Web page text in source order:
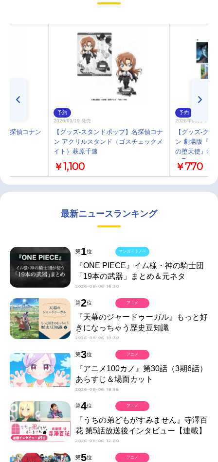
名探偵コナン
予約
2026/09/19 発売
【グッズ-スタンドポップ】名探偵コナ
ン アクリルスタンド（ゴスチェックメ
イト）萩原千速
￥1,100
予約
2026年09月 中旬
【グッズ-ク
ン 劇場版『名
の堕天使』場
トE
￥770
最新ニュースランキング
第1位
『ONE PIECE』イム様・神の騎士団
「19本の武器」まとめ＆元ネタ
2026-08-06 16:30
マンガ・ラノベ
第2位
『天幕のジャードゥーガル』もっと好
きになっちゃう歴史豆知識
2026-08-06 18:30
アニメ
第3位
『アニメ100カノ』第30話（3期6話）
あらすじ＆場面カット
2026-08-06 18:55
アニメ
第4位
『うちの弟どもがすみません』寺澤百
花 第5話放送後インタビュー【連載】
2026-08-06 12:00
アニメ
第5位 アニメ